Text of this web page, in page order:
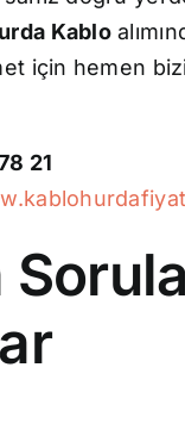
Kablo
için hemen
21